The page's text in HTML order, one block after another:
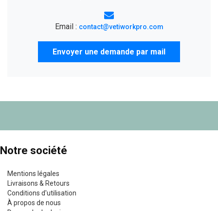
Email : contact@vetiworkpro.com
Envoyer une demande par mail
Notre société
Mentions légales
Livraisons & Retours
Conditions d'utilisation
À propos de nous